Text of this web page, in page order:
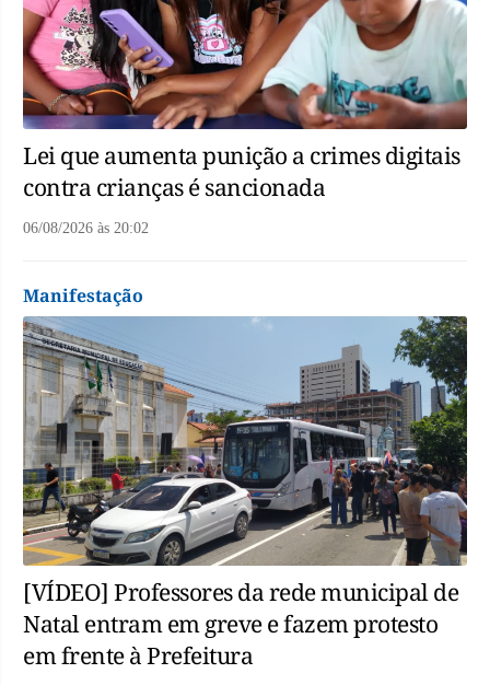
Lei que aumenta punição a crimes digitais
contra crianças é sancionada
06/08/2026 às 20:02
Manifestação
[VÍDEO] Professores da rede municipal de
Natal entram em greve e fazem protesto
em frente à Prefeitura